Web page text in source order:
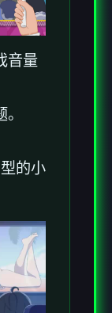
音量
的小